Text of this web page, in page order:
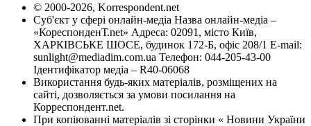
© 2000-2026, Korrespondent.net
Суб'єкт у сфері онлайн-медіа Назва онлайн-медіа –
«КореспонденТ.net» Адреса: 02091, місто Київ,
ХАРКІВСЬКЕ ШОСЕ, будинок 172-Б, офіс 208/1 E-mail:
sunlight@mediadim.com.ua Телефон: 044-205-43-00
Ідентифікатор медіа – R40-06068
Використання будь-яких матеріалів, розміщених на
сайті, дозволяється за умови посилання на
Корреспондент.net.
При копіюванні матеріалів зі сторінки « Новини України